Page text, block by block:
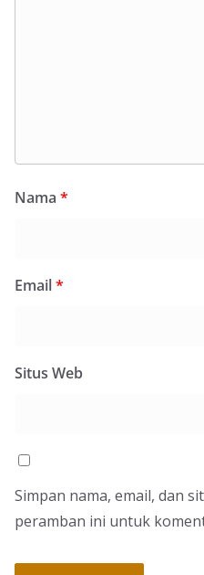
Nama *
Email*
Situs Web
Simpan nama, email, dan
peramban ini untuk